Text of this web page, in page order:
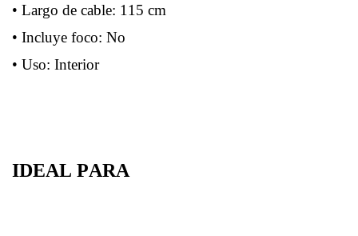
• Largo de cable: 115 cm
• Incluye foco: No
• Uso: Interior
IDEAL PARA